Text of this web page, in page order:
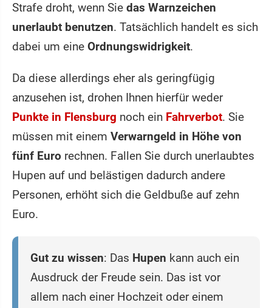
Strafe droht, wenn Sie das Warnzeichen
unerlaubt benutzen. Tatsächlich handelt es sich
dabei um eine Ordnungswidrigkeit.
Da diese allerdings eher als geringfügig
anzusehen ist, drohen Ihnen hierfür weder
Punkte in Flensburg noch ein Fahrverbot. Sie
müssen mit einem Verwarngeld in Höhe von
fünf Euro rechnen. Fallen Sie durch unerlaubtes
Hupen auf und belästigen dadurch andere
Personen, erhöht sich die Geldbuße auf zehn
Euro.
Gut zu wissen: Das Hupen kann auch ein
Ausdruck der Freude sein. Das ist vor
allem nach einer Hochzeit oder einem